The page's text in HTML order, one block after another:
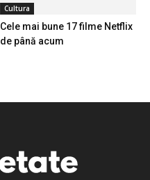
Cultura
Cele mai bune 17 filme Netflix
de până acum